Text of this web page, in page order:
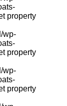
property
wp-
property
wp-
property